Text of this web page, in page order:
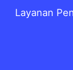
Layanan